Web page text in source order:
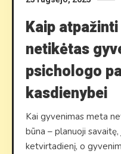
Kaip
netikėtas
psichologo
kasdienybei
Kai gyvenimas meta
būna – planuoji
ketvirtadienį, o